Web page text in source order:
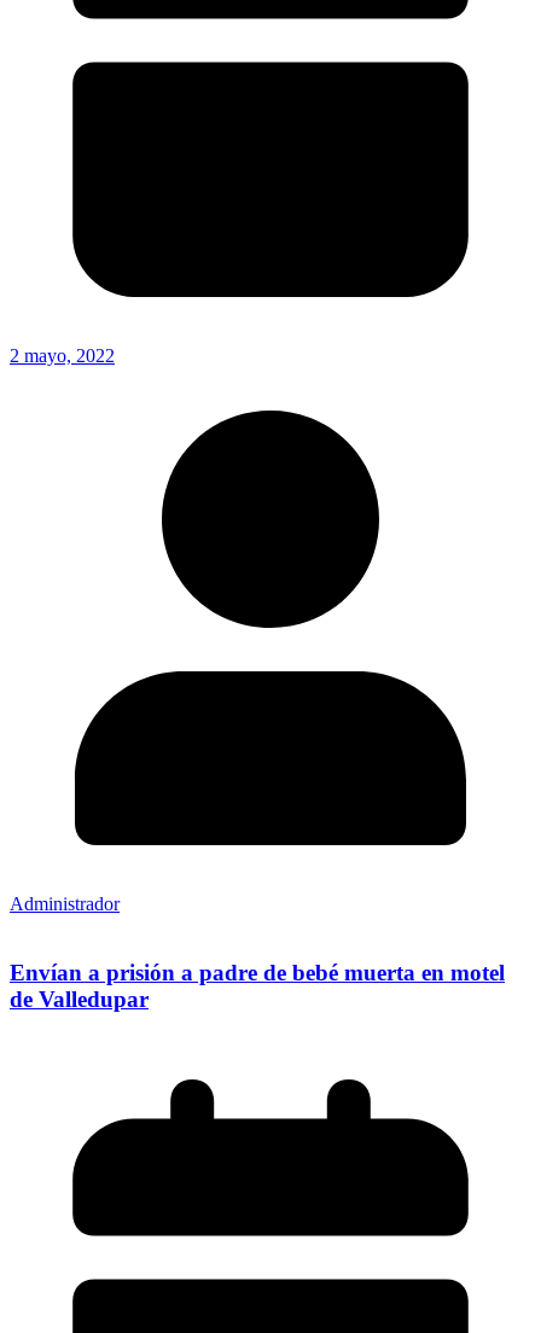
2 mayo, 2022
Administrador
Envían a prisión a padre de bebé muerta en motel
de Valledupar